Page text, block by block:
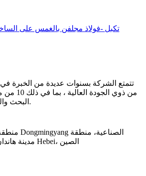
تكبل -فولاذ مجلفن بالغمس على
البحث والتطوير المهني والتقني.
Yongnian، مدينة هاندان، مقاطعة Hebei، الصين